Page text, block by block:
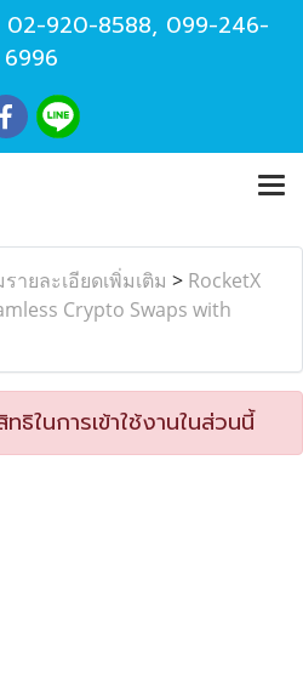
02-920-8588, 099-246-
6996
ายละเอียดเพิ่มเติม > RocketX
Crypto Swaps with
ในการเข้าใช้งานในส่วนนี้